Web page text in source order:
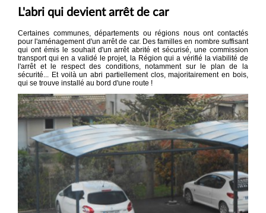
L'abri qui devient arrêt de car
Certaines communes, départements ou régions nous ont contactés
pour l'aménagement d'un arrêt de car. Des familles en nombre suffisant
qui ont émis le souhait d'un arrêt abrité et sécurisé, une commission
transport qui en a validé le projet, la Région qui a vérifié la viabilité de
l'arrêt et le respect des conditions, notamment sur le plan de la
sécurité... Et voilà un abri partiellement clos, majoritairement en bois,
qui se trouve installé au bord d'une route !